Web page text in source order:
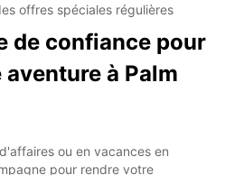
offres spéciales régulières
de confiance pour
à Palm
ou en vacances en
pour rendre votre